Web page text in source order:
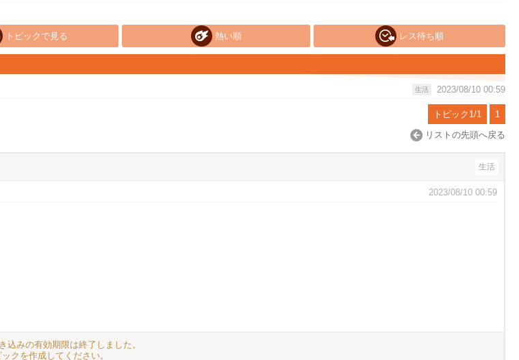
トピックで見る 熱い順 レス待ち順
生活 2023/08/10 00:59
トピック1/1
1
リストの先頭へ戻る
生活
2023/08/10 00:59
込みの有効期限は終了しました。
クを作成してください。